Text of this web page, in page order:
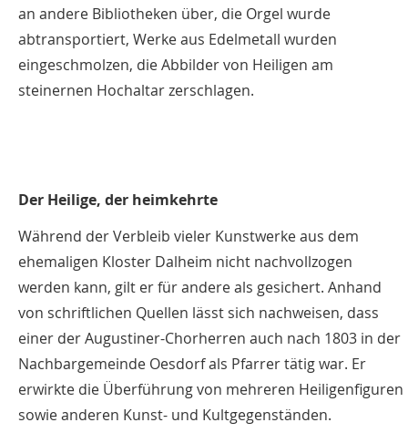
an andere Bibliotheken über, die Orgel wurde
abtransportiert, Werke aus Edelmetall wurden
eingeschmolzen, die Abbilder von Heiligen am
steinernen Hochaltar zerschlagen.
Der Heilige, der heimkehrte
Während der Verbleib vieler Kunstwerke aus dem
ehemaligen Kloster Dalheim nicht nachvollzogen
werden kann, gilt er für andere als gesichert. Anhand
von schriftlichen Quellen lässt sich nachweisen, dass
einer der Augustiner-Chorherren auch nach 1803 in der
Nachbargemeinde Oesdorf als Pfarrer tätig war. Er
erwirkte die Überführung von mehreren Heiligenfiguren
sowie anderen Kunst- und Kultgegenständen.